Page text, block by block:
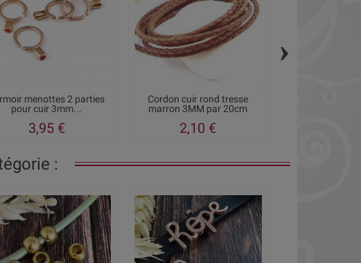
menottes 2 parties
pour cuir 3mm...
3,95 €
Cordon cuir rond tresse
marron 3MM par 20cm
2,10 €
›
: